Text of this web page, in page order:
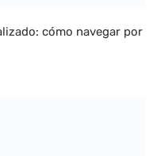
cómo navegar por